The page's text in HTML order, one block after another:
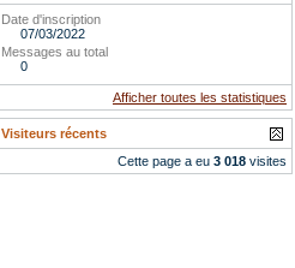
Date d'inscription
07/03/2022
Messages au total
0
Afficher toutes les statistiques
Visiteurs récents
Cette page a eu 3 018 visites